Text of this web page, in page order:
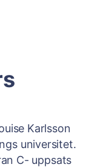
Karlsson
universitet.
C- uppsats